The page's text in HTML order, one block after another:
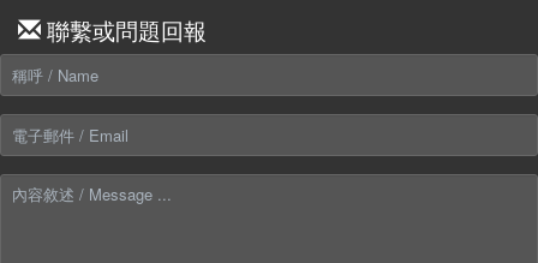
聯繫或問題回報